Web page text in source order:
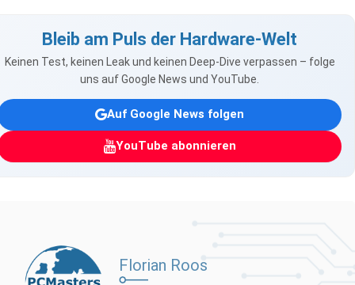
Bleib am Puls der Hardware-Welt
Keinen Test, keinen Leak und keinen Deep-Dive verpassen – folge
uns auf Google News und YouTube.
Auf Google News folgen
YouTube abonnieren
Florian Roos